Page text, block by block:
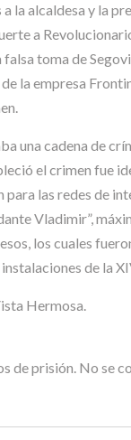
la alcaldesa y la
a
toma de
la empresa
una cadena de
el crimen fue
las redes de
Vladimir”,
los cuales
de la
Hermosa.
de prisión. No se